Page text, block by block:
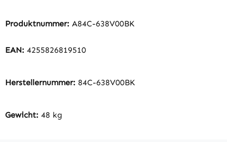
Produktnummer: A84C-638V00BK
EAN: 4255826819510
Herstellernummer: 84C-638V00BK
Gewicht: 48 kg